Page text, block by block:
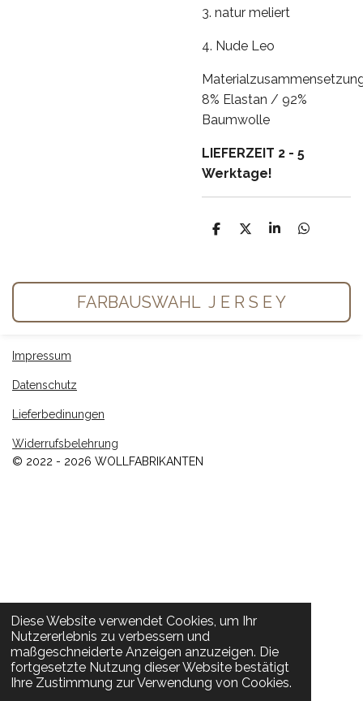
Diese Website verwendet Cookies, um Ihr
Nutzererlebnis zu verbessern und
maßgeschneiderte Anzeigen anzuzeigen. Die
fortgesetzte Nutzung dieser Website bestätigt
Ihre Zustimmung zur Verwendung von Cookies.
3. natur meliert
4. Nude Leo
8% Elastan / 92%
Baumwolle
LIEFERZEIT 2 - 5
Werktage!
T
e
n
T
e
n
T
e
n
T
e
FARBAUSWAHL J E R S E Y
Impressum
Datenschutz
Lieferbedinungen
Widerrufsbelehrung
© 2022 - 2026 WOLLFABRIKANTEN